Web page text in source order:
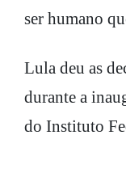
ser humano
Lula deu as
durante a
do Instituto